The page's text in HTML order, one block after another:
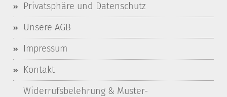
Privatsphäre und Datenschutz
Unsere AGB
Impressum
Kontakt
Widerrufsbelehrung & Muster-